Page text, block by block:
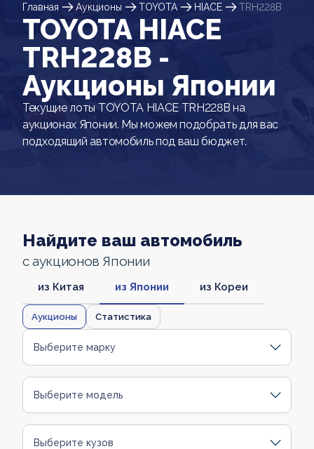
Главная Аукционы TOYOTA HIACE TRH228B
TOYOTA HIACE
TRH228B -
Аукционы Японии
Текущие лоты TOYOTA HIACE TRH228B на
аукционах Японии. Мы можем подобрать для вас
подходящий автомобиль под ваш бюджет.
Найдите ваш автомобиль
с аукционов Японии
из Китая из Японии из Кореи
Аукционы Статистика
Выберите марку
Выберите модель
Выберите кузов